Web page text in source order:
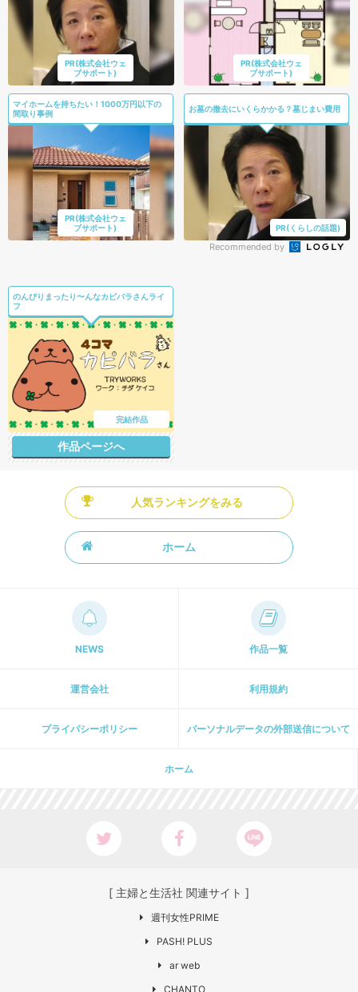
PR(株式会社ウェ
ブサポート)
PR(株式会社ウェ
ブサポート)
マイホームを持ちたい！1000万円以下の
間取り事例
PR(株式会社ウェ
ブサポート)
お墓の撤去にいくらかかる？墓じまい費用
PR(くらしの話題)
Recommended by
のんびりまったり〜んなカピバラさんライ
フ
完結作品
作品ページへ
人気ランキングをみる
ホーム
NEWS 作品一覧
運営会社 利用規約
プライパシーポリシー パーソナルデータの外部送信について
ホーム
[ 主婦と生活社 関連サイト ]
週刊女性PRIME
PASH! PLUS
ar web
CHANTO